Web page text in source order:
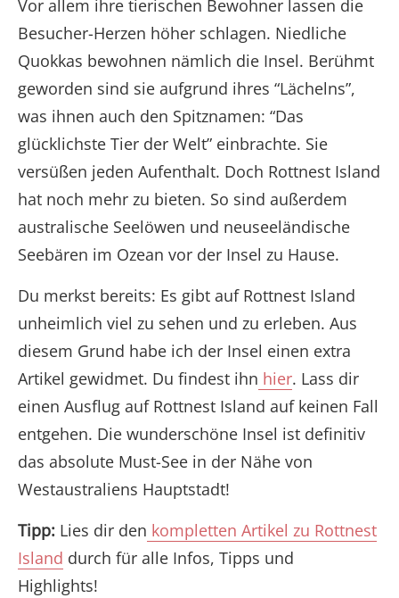
Vor allem ihre tierischen Bewohner lassen die
Besucher-Herzen höher schlagen. Niedliche
Quokkas bewohnen nämlich die Insel. Berühmt
geworden sind sie aufgrund ihres “Lächelns”,
was ihnen auch den Spitznamen: “Das
glücklichste Tier der Welt” einbrachte. Sie
versüßen jeden Aufenthalt. Doch Rottnest Island
hat noch mehr zu bieten. So sind außerdem
australische Seelöwen und neuseeländische
Seebären im Ozean vor der Insel zu Hause.
Du merkst bereits: Es gibt auf Rottnest Island
unheimlich viel zu sehen und zu erleben. Aus
diesem Grund habe ich der Insel einen extra
Artikel gewidmet. Du findest ihn hier. Lass dir
einen Ausflug auf Rottnest Island auf keinen Fall
entgehen. Die wunderschöne Insel ist definitiv
das absolute Must-See in der Nähe von
Westaustraliens Hauptstadt!
Tipp: Lies dir den kompletten Artikel zu Rottnest
Island durch für alle Infos, Tipps und
Highlights!